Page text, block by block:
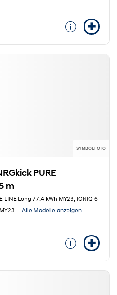
SYMBOLFOTO
PURE
m
LINE Long 77,4 kWh MY23, IONIQ 6
... Alle Modelle anzeigen